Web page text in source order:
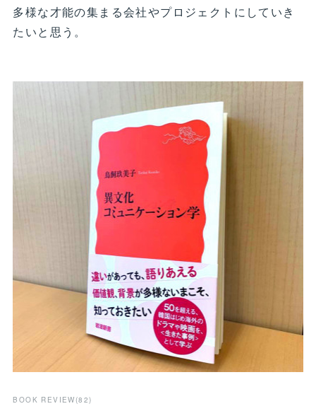
多様な才能の集まる会社やプロジェクトにしていき
たいと思う。
BOOK REVIEW (82)